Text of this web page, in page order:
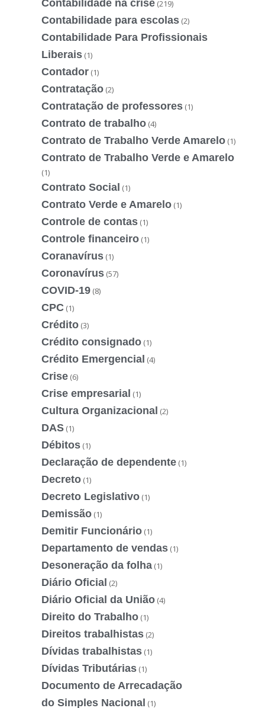
Contabilidade na crise (219)
Contabilidade para escolas (2)
Contabilidade Para Profissionais
Liberais (1)
Contador (1)
Contratação (2)
Contratação de professores (1)
Contrato de trabalho (4)
Contrato de Trabalho Verde Amarelo (1)
Contrato de Trabalho Verde e Amarelo
(1)
Contrato Social (1)
Contrato Verde e Amarelo (1)
Controle de contas (1)
Controle financeiro (1)
Coranavírus (1)
Coronavírus (57)
COVID-19 (8)
CPC (1)
Crédito (3)
Crédito consignado (1)
Crédito Emergencial (4)
Crise (6)
Crise empresarial (1)
Cultura Organizacional (2)
DAS (1)
Débitos (1)
Declaração de dependente (1)
Decreto (1)
Decreto Legislativo (1)
Demissão (1)
Demitir Funcionário (1)
Departamento de vendas (1)
Desoneração da folha (1)
Diário Oficial (2)
Diário Oficial da União (4)
Direito do Trabalho (1)
Direitos trabalhistas (2)
Dívidas trabalhistas (1)
Dívidas Tributárias (1)
Documento de Arrecadação
do Simples Nacional (1)